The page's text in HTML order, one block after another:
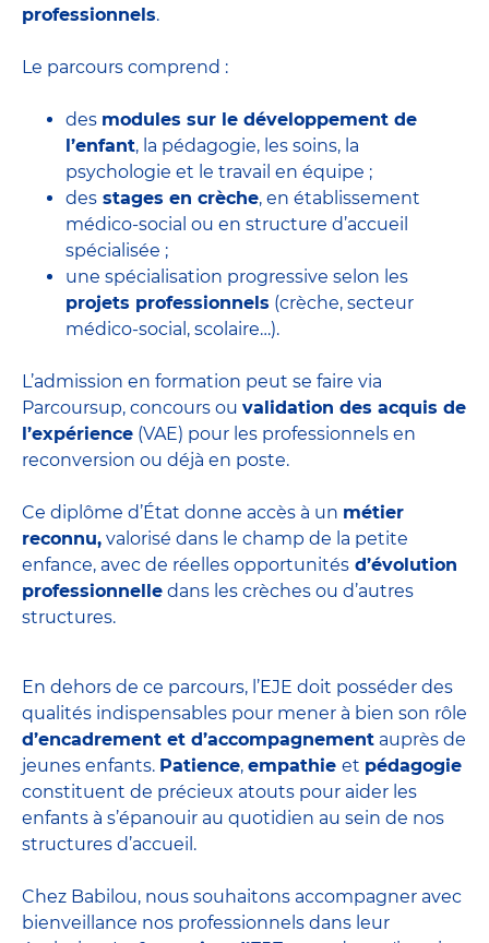
professionnels.
Le parcours comprend :
des modules sur le développement de
l’enfant, la pédagogie, les soins, la
psychologie et le travail en équipe ;
des stages en crèche, en établissement
médico-social ou en structure d’accueil
spécialisée ;
une spécialisation progressive selon les
projets professionnels (crèche, secteur
médico-social, scolaire…).
L’admission en formation peut se faire via
Parcoursup, concours ou validation des acquis de
l’expérience (VAE) pour les professionnels en
reconversion ou déjà en poste.
Ce diplôme d’État donne accès à un métier
reconnu, valorisé dans le champ de la petite
enfance, avec de réelles opportunités d’évolution
professionnelle dans les crèches ou d’autres
structures.
En dehors de ce parcours, l’EJE doit posséder des
qualités indispensables pour mener à bien son rôle
d’encadrement et d’accompagnement auprès de
jeunes enfants. Patience, empathie et pédagogie
constituent de précieux atouts pour aider les
enfants à s’épanouir au quotidien au sein de nos
structures d’accueil.
Chez Babilou, nous souhaitons accompagner avec
bienveillance nos professionnels dans leur